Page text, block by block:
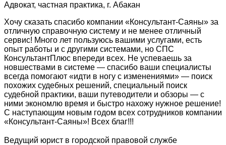
Адвокат, частная практика, г. Абакан
Хочу сказать спасибо компании «Консультант-Саяны» за
отличную справочную систему и не менее отличный
сервис! Много лет пользуюсь вашими услугами, есть
опыт работы и с другими системами, но СПС
КонсультантПлюс впереди всех. Не успеваешь за
новшествами в системе — спасибо ваши специалисты
всегда помогают «идти в ногу с изменениями» — поиск
похожих судебных решений, специальный поиск
судебной практики, ваши путеводители и обзоры — с
ними экономлю время и быстро нахожу нужное решение!
С наступающим новым годом всех сотрудников компании
«Консультант-Саяны»! Всех благ!!!
Ведущий юрист в городской правовой службе